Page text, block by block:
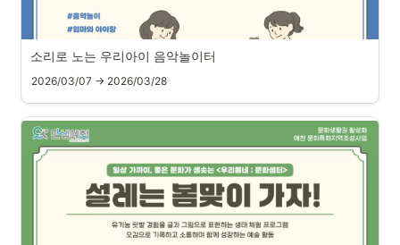
소리로 노는 우리아이 음악놀이터
2026/03/07 → 2026/03/28